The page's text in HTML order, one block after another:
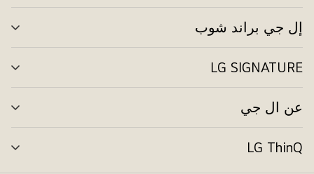
إل جي براند شوب
LG SIGNATURE
عن ال جي
LG ThinQ